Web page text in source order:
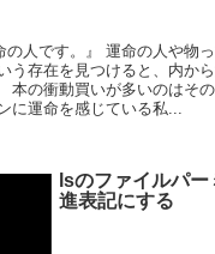
の人です。』 運命の人や物
う存在を見つけると、内か
本の衝動買いが多いのはそ
に運命を感じている私...
lsのファイルパ
進表記にする